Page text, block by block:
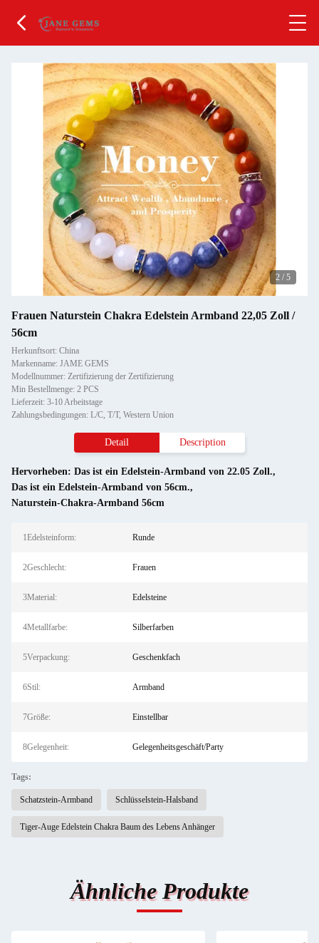
2 / 5
Frauen Naturstein Chakra Edelstein Armband 22,05 Zoll /
56cm
Herkunftsort: China
Markenname: JAME GEMS
Modellnummer: Zertifizierung der Zertifizierung
Min Bestellmenge: 2 PCS
Lieferzeit: 3-10 Arbeitstage
Zahlungsbedingungen: L/C, T/T, Western Union
Detail Description
Hervorheben: Das ist ein Edelstein-Armband von 22.05 Zoll.,
Das ist ein Edelstein-Armband von 56cm.,
Naturstein-Chakra-Armband 56cm
1Edelsteinform: Runde
2Geschlecht: Frauen
3Material: Edelsteine
4Metallfarbe: Silberfarben
5Verpackung: Geschenkfach
6Stil: Armband
7Größe: Einstellbar
8Gelegenheit: Gelegenheitsgeschäft/Party
Tags:
Schatzstein-Armband Schlüsselstein-Halsband
Tiger-Auge Edelstein Chakra Baum des Lebens Anhänger
Ähnliche Produkte